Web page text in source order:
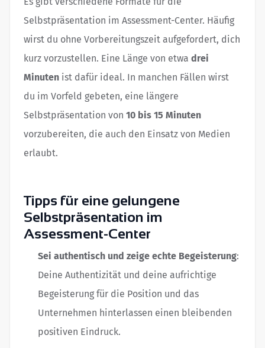
Selbstpräsentation im Assessment-Center. Häufig
wirst du ohne Vorbereitungszeit aufgefordert, dich
kurz vorzustellen. Eine Länge von etwa drei
Minuten ist dafür ideal. In manchen Fällen wirst
du im Vorfeld gebeten, eine längere
Selbstpräsentation von 10 bis 15 Minuten
vorzubereiten, die auch den Einsatz von Medien
erlaubt.
Tipps für eine gelungene
Selbstpräsentation im
Assessment-Center
Sei authentisch und zeige echte Begeisterung:
Deine Authentizität und deine aufrichtige
Begeisterung für die Position und das
Unternehmen hinterlassen einen bleibenden
positiven Eindruck.